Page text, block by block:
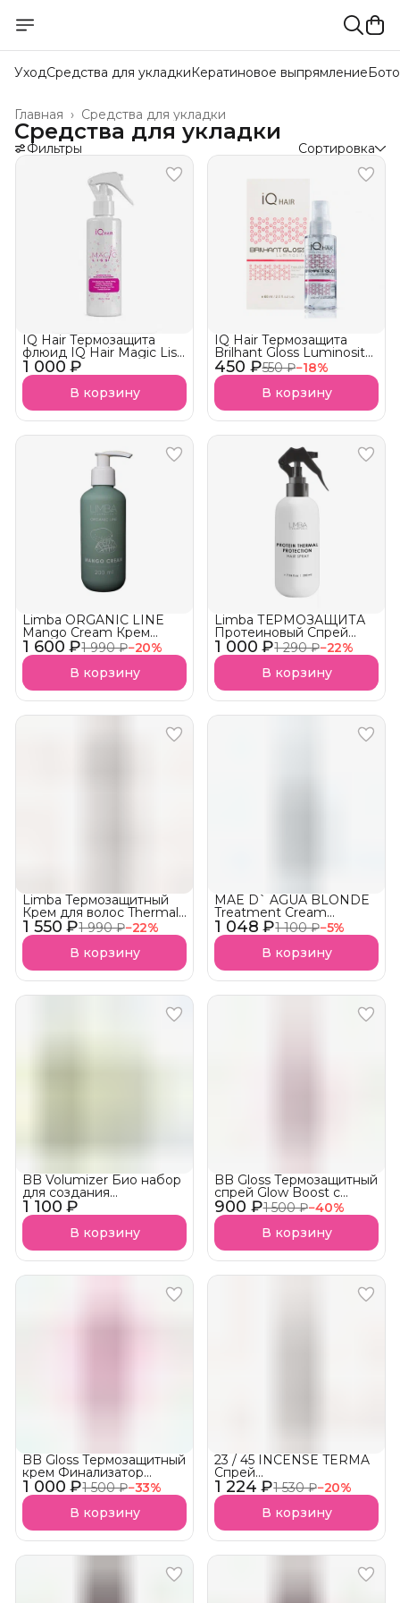
УходСредства для укладкиКератиновое выпрямление
Средства для укладки
Главная ›
Средства для укладки
Фильтры Сортировка
1 000 ₽
IQ Hair Термозащита
флюид IQ Hair Magic Liss
с эффектом ботокса
В корзину
450 ₽550 ₽−18%
IQ Hair Термозащита
Brilhant Gloss Luminosita
Pink АКЦИЯ!
В корзину
1 600 ₽1 990 ₽−20%
Limba ORGANIC LINE
Mango Cream Крем
Термозащита АКЦИЯ!
В корзину
1 000 ₽1 290 ₽−22%
Limba ТЕРМОЗАЩИТА
Протеиновый Спрей
PROTEIN THERMAL
PROTECTION SPRAY
АКЦИЯ!В корзину
1 550 ₽1 990 ₽−22%
Limba Термозащитный
Крем для волос Thermal
Protection Glaze Hair
Cream АКЦИЯ!
В корзину
1 048 ₽1 100 ₽−5%
MAE D` AGUA BLONDE
Treatment Cream
Термозащитный Крем-
шиммер
В корзину
1 100 ₽
BB Volumizer Био набор
для создания
прикорневого объема и
завивки волос
В корзину
900 ₽1 500 ₽−40%
BB Gloss Термозащитный
спрей Glow Boost с
глиттер эффектом
АКЦИЯ!
В корзину
1 000 ₽1 500 ₽−33%
BB Gloss Термозащитный
крем Финализатор
Blindagem Leave In
АКЦИЯ!
В корзину
1 224 ₽1 530 ₽−20%
23 / 45 INCENSE TERMA
Спрей
парфюмированная
термозащита АКЦИЯ!
В корзину